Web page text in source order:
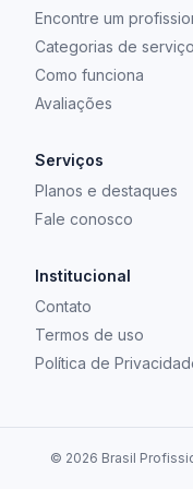
Encontre um
Categorias de serviço
Como funciona
Avaliações
Serviços
Planos e destaques
Fale conosco
Institucional
Contato
Termos de uso
Política de
© 2026 Brasil